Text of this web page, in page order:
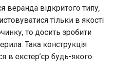
веранда відкритого типу,
тільки в якості
то досить зробити
Така конструкція
в екстер’єр будь-якого